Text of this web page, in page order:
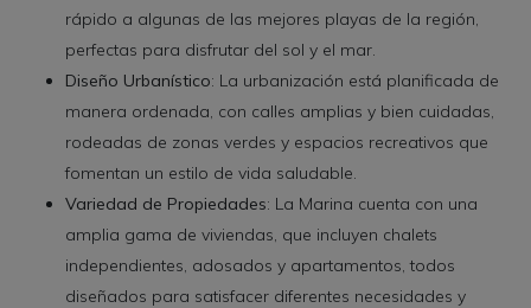
rápido a algunas de las mejores playas de la región,
perfectas para disfrutar del sol y el mar.
Diseño Urbanístico: La urbanización está planificada de
manera ordenada, con calles amplias y bien cuidadas,
rodeadas de zonas verdes y espacios recreativos que
fomentan un estilo de vida saludable.
Variedad de Propiedades: La Marina cuenta con una
amplia gama de viviendas, que incluyen chalets
independientes, adosados y apartamentos, todos
diseñados para satisfacer diferentes necesidades y